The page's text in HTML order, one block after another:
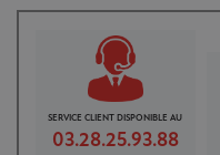
SERVICE CLIENT DISPONIBLE AU
03.28.25.93.88